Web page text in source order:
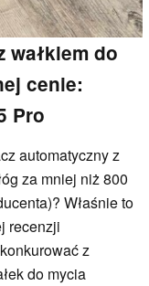
wałkiem do
cenie:
Pro
automatyczny z
za mniej niż 800
Właśnie to
recenzji
z
do mycia